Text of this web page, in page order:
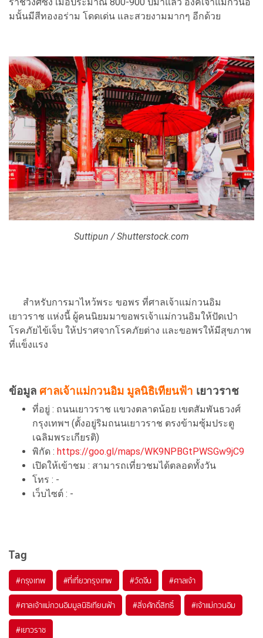
มนั้นมีสีทองอร่าม โดดเด่น และสวยงามมากๆ อีกด้วย
Suttipun / Shutterstock.com
สำหรับการมาไหว้พระ ขอพร ที่ศาลเจ้าแม่กวนอิม
เยาวราช แห่งนี้ ผู้คนนิยมมาขอพรเจ้าแม่กวนอิมให้ปัดเป่า
โรคภัยไข้เจ็บ ให้ปราศจากโรคภัยต่าง และขอพรให้มีสุขภาพ
ที่แข็งแรง
ข้อมูล ศาลเจ้าแม่กวนอิม มูลนิธิเทียนฟ้า เยาวราช
ที่อยู่ : ถนนเยาวราช แขวงตลาดน้อย เขตสัมพันธวงศ์
กรุงเทพฯ (ตั้งอยู่ริมถนนเยาวราช ตรงข้ามซุ้มประตู
เฉลิมพระเกียรติ)
พิกัด : https://goo.gl/maps/WK9NPBGtPWSGw9jC9
เปิดให้เข้าชม : สามารถเที่ยวชมได้ตลอดทั้งวัน
โทร : -
เว็บไซต์ : -
Tag
#กรุงเทพ #ที่เที่ยวกรุงเทพ #วัดจีน #ศาลเจ้า
#ศาลเจ้าแม่กวนอิมมูลนิธิเทียนฟ้า #สิ่งศักดิ์สิทธิ์ #เจ้าแม่กวนอิม
#เยาวราช